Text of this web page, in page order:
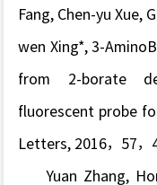
Fang, Chen-yu Xue,
wen Xing*, 3-
from 2-borate
fluorescent probe
Letters , 2016，57
Yuan Zhang,